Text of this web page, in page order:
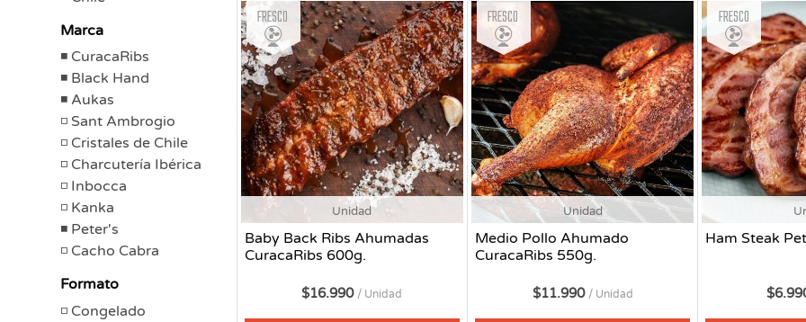
Marca
CuracaRibs
Black Hand
Aukas
Sant Ambrogio
Cristales de Chile
Charcutería Ibérica
Inbocca
Kanka
Peter's
Cacho Cabra
Formato
Congelado
Unidad
Baby Back Ribs Ahumadas
CuracaRibs 600g.
Fresco
$16.990 / Unidad
Unidad
Medio Pollo Ahumado
CuracaRibs 550g.
Fresco
$11.990 / Unidad
Ham Steak
Fresco